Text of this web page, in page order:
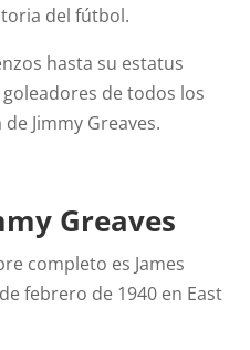
del fútbol.
hasta su estatus
de todos los
Jimmy Greaves.
Greaves
completo es James
febrero de 1940 en East